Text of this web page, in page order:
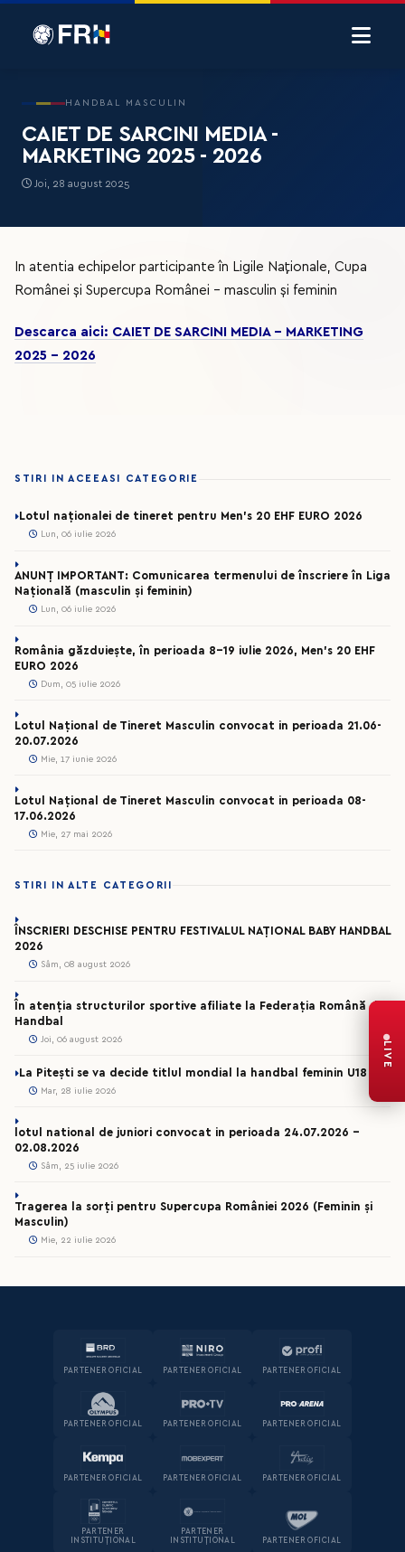
HANDBAL MASCULIN
CAIET DE SARCINI MEDIA -
MARKETING 2025 - 2026
Joi, 28 august 2025
In atentia echipelor participante în Ligile Naționale, Cupa
Românei și Supercupa Românei – masculin și feminin
Descarca aici: CAIET DE SARCINI MEDIA - MARKETING
2025 - 2026
STIRI IN ACEEASI CATEGORIE
Lotul naționalei de tineret pentru Men’s 20 EHF EURO 2026
Lun, 06 iulie 2026
ANUNȚ IMPORTANT: Comunicarea termenului de înscriere în Liga
Națională (masculin și feminin)
Lun, 06 iulie 2026
România găzduiește, în perioada 8-19 iulie 2026, Men’s 20 EHF
EURO 2026
Dum, 05 iulie 2026
Lotul Național de Tineret Masculin convocat in perioada 21.06-
20.07.2026
Mie, 17 iunie 2026
Lotul Național de Tineret Masculin convocat in perioada 08-
17.06.2026
Mie, 27 mai 2026
STIRI IN ALTE CATEGORII
ÎNSCRIERI DESCHISE PENTRU FESTIVALUL NAȚIONAL BABY HANDBAL
2026
Sâm, 08 august 2026
În atenția structurilor sportive afiliate la Federația Română de
Handbal
Joi, 06 august 2026
La Pitești se va decide titlul mondial la handbal feminin U18
Mar, 28 iulie 2026
lotul national de juniori convocat in perioada 24.07.2026 –
02.08.2026
Sâm, 25 iulie 2026
Tragerea la sorți pentru Supercupa României 2026 (Feminin și
Masculin)
Mie, 22 iulie 2026
PARTENER OFICIAL PARTENER OFICIAL PARTENER OFICIAL
PARTENER OFICIAL PARTENER OFICIAL PARTENER OFICIAL
PARTENER OFICIAL PARTENER OFICIAL PARTENER OFICIAL
PARTENER
INSTITUȚIONAL
PARTENER
INSTITUȚIONAL
PARTENER OFICIAL
LIVE